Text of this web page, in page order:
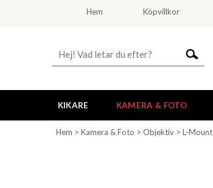
Hem Köpvillkor
KIKARE KAMERA & FOTO
Hem > Kamera & Foto > Objektiv > L-Mount